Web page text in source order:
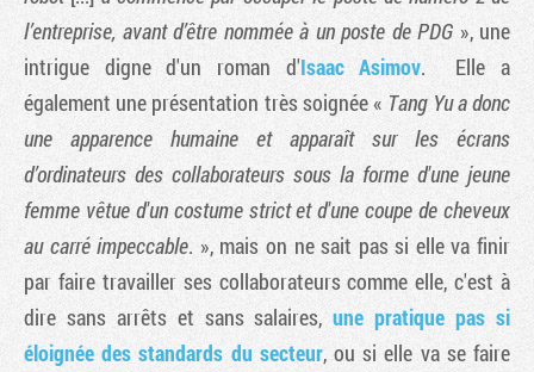
l’entreprise, avant d’être nommée à un poste de PDG », une
intrigue digne d'un roman d'Isaac Asimov. Elle a
également une présentation très soignée « Tang Yu a donc
une apparence humaine et apparaît sur les écrans
d’ordinateurs des collaborateurs sous la forme d'une jeune
femme vêtue d'un costume strict et d'une coupe de cheveux
au carré impeccable. », mais on ne sait pas si elle va finir
par faire travailler ses collaborateurs comme elle, c'est à
dire sans arrêts et sans salaires,une pratique pas si
éloignée des standards du secteur, ou si elle va se faire